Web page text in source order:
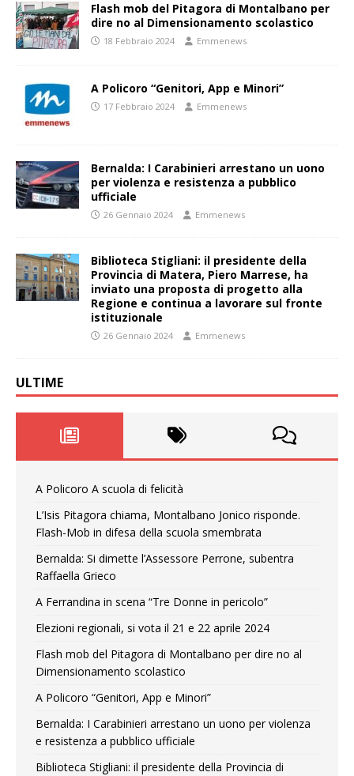
Flash mob del Pitagora di Montalbano per
dire no al Dimensionamento scolastico
18 Febbraio 2024 Emmenews
A Policoro “Genitori, App e Minori”
17 Febbraio 2024 Emmenews
Bernalda: I Carabinieri arrestano un uono
per violenza e resistenza a pubblico
ufficiale
26 Gennaio 2024 Emmenews
Biblioteca Stigliani: il presidente della
Provincia di Matera, Piero Marrese, ha
inviato una proposta di progetto alla
Regione e continua a lavorare sul fronte
istituzionale
26 Gennaio 2024 Emmenews
ULTIME
A Policoro A scuola di felicità
L’Isis Pitagora chiama, Montalbano Jonico risponde.
Flash-Mob in difesa della scuola smembrata
Bernalda: Si dimette l’Assessore Perrone, subentra
Raffaella Grieco
A Ferrandina in scena “Tre Donne in pericolo”
Elezioni regionali, si vota il 21 e 22 aprile 2024
Flash mob del Pitagora di Montalbano per dire no al
Dimensionamento scolastico
A Policoro “Genitori, App e Minori”
Bernalda: I Carabinieri arrestano un uono per violenza
e resistenza a pubblico ufficiale
Biblioteca Stigliani: il presidente della Provincia di